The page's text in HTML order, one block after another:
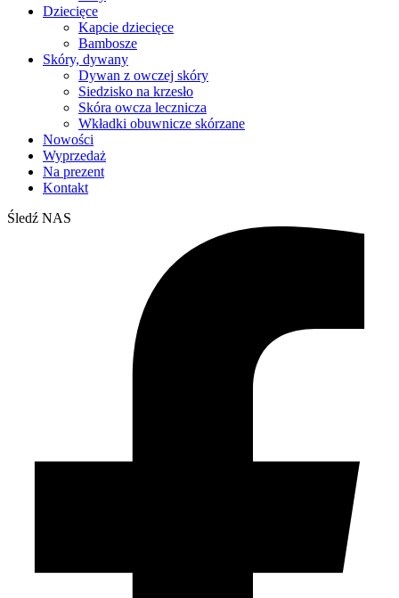
Dziecięce
Kapcie dziecięce
Bambosze
Skóry, dywany
Dywan z owczej skóry
Siedzisko na krzesło
Skóra owcza lecznicza
Wkładki obuwnicze skórzane
Nowości
Wyprzedaż
Na prezent
Kontakt
Śledź NAS